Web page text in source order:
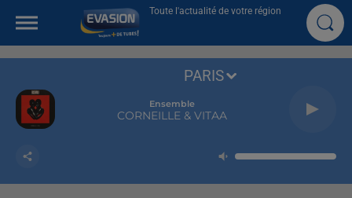
Toute l'actualité de votre région
Ensemble
CORNEILLE & VITAA
PARIS